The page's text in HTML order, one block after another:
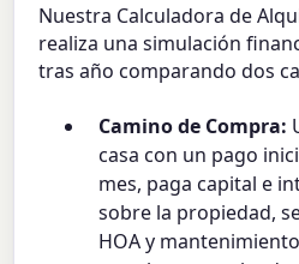
Nuestra Calculadora de
realiza una simulación
tras año comparando dos
Camino de Compra:
casa con un pago
mes, paga capital e
sobre la propiedad,
HOA y